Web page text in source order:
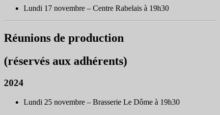
Lundi 17 novembre – Centre Rabelais à 19h30
Réunions de production
(réservés aux adhérents)
2024
Lundi 25 novembre – Brasserie Le Dôme à 19h30